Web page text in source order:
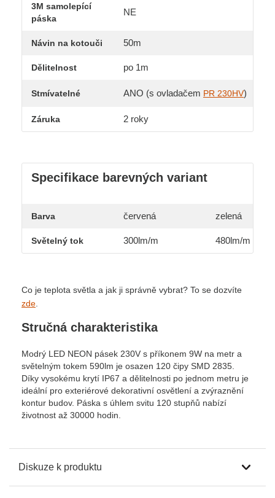
3M samolepící
páska
NE
Návin na kotouči 50m
Dělitelnost po 1m
Stmívatelné ANO (s ovladačem PR 230HV)
Záruka 2 roky
Specifikace barevných variant
Barva červená zelená
Světelný tok 300lm/m 480lm/m
Co je teplota světla a jak ji správně vybrat? To se dozvíte
zde
Stručná charakteristika
Modrý LED NEON pásek 230V s příkonem 9W na metr a
světelným tokem 590lm je osazen 120 čipy SMD 2835.
Díky vysokému krytí IP67 a dělitelnosti po jednom metru je
ideální pro exteriérové dekorativní osvětlení a zvýraznění
kontur budov. Páska s úhlem svitu 120 stupňů nabízí
životnost až 30000 hodin.
Diskuze k produktu